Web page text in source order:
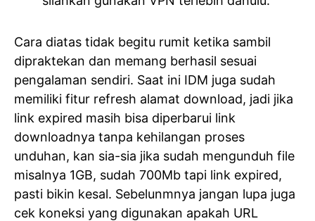
Cara diatas tidak begitu rumit ketika sambil
dipraktekan dan memang berhasil sesuai
pengalaman sendiri. Saat ini IDM juga sudah
memiliki fitur refresh alamat download, jadi jika
link expired masih bisa diperbarui link
downloadnya tanpa kehilangan proses
unduhan, kan sia-sia jika sudah mengunduh file
misalnya 1GB, sudah 700Mb tapi link expired,
pasti bikin kesal. Sebelunmnya jangan lupa juga
cek koneksi yang digunakan apakah URL